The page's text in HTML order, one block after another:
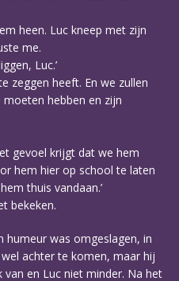
heen. Luc kneep met zijn
me.
Luc.’
zeggen heeft. En we zullen
hebben en zijn
gevoel krijgt dat we hem
hem hier op school te laten
thuis vandaan.’
bekeken.
humeur was omgeslagen, in
achter te komen, maar hij
en Luc niet minder. Na het